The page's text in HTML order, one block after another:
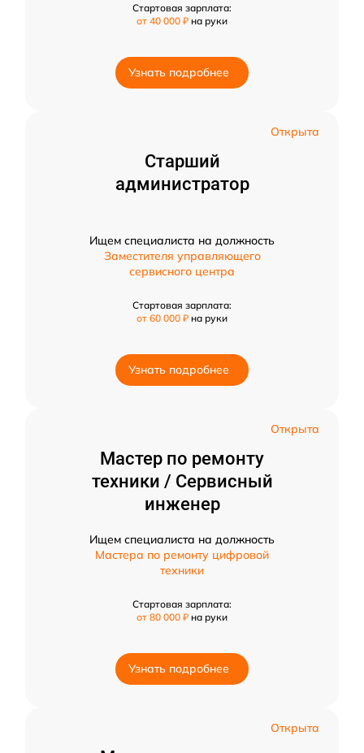
Стартовая зарплата:
от 40 000 ₽ на руки
Узнать подробнее
Открыта
Старший
администратор
Ищем специалиста на должность
Заместителя управляющего
сервисного центра
Стартовая зарплата:
от 60 000 ₽ на руки
Узнать подробнее
Открыта
Мастер по ремонту
техники / Сервисный
инженер
Ищем специалиста на должность
Мастера по ремонту цифровой
техники
Стартовая зарплата:
от 80 000 ₽ на руки
Узнать подробнее
Открыта